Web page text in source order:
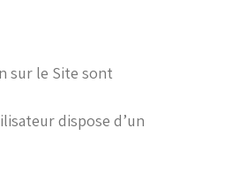
sur le Site sont
dispose d’un